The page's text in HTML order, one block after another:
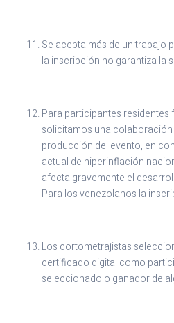
Se acepta más de un trabajo
la inscripción no garantiza la
Para participantes residentes
solicitamos una colaboración
producción del evento, en
actual de hiperinflación
afecta gravemente el
Para los venezolanos la
Los cortometrajistas
certificado digital como
seleccionado o ganador de